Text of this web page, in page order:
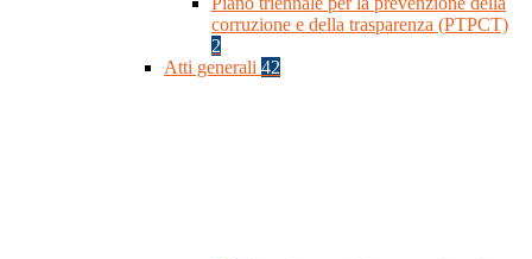
corruzione e della trasparenza (PTPCT)
2
Atti generali 42